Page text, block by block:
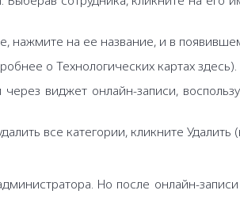
нажмите на ее название, и в
о Технологических картах здесь).
виджет онлайн-записи,
все категории, кликните Удалить
Но после онлайн-